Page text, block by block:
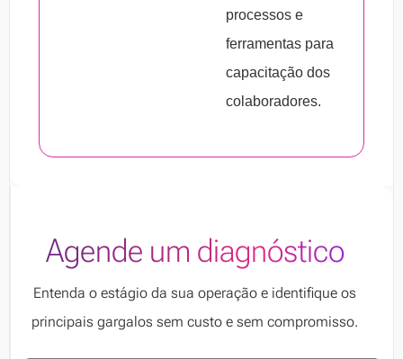
processos e
ferramentas para
capacitação dos
colaboradores.
Agende um diagnóstico
Entenda o estágio da sua operação e identifique os
principais gargalos sem custo e sem compromisso.